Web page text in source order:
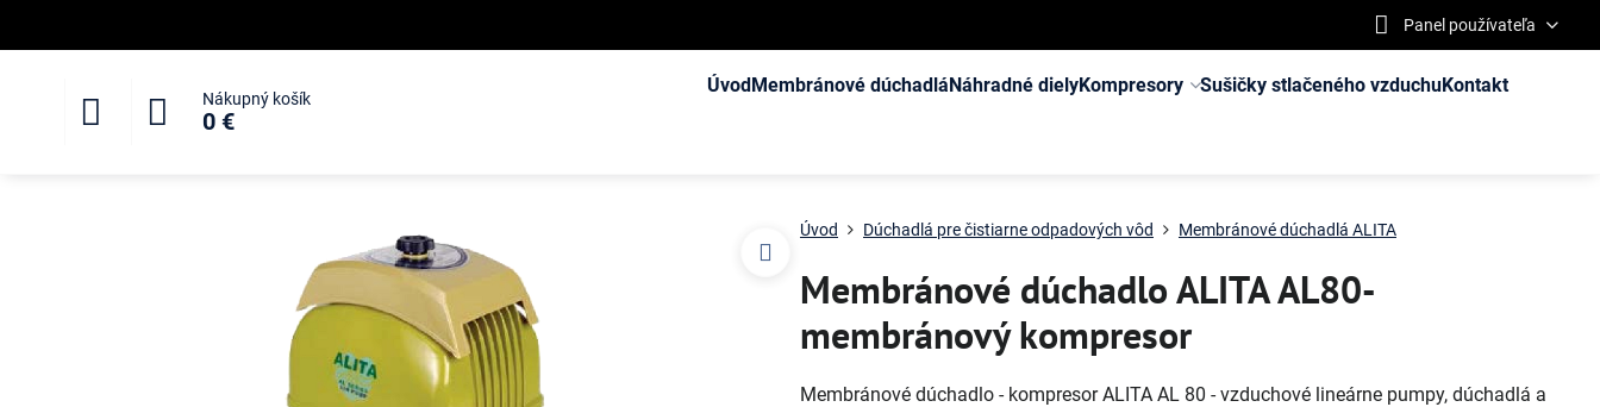
Panel používateľa
Nákupný košík
0 €
ÚvodMembránové dúchadláNáhradné dielyKompresory Sušičky stlačeného vzduchuKontakt
Úvod Dúchadlá pre čistiarne odpadových vôd Membránové dúchadlá ALITA
Membránové dúchadlo ALITA AL80-
membránový kompresor
Membránové dúchadlo - kompresor ALITA AL 80 - vzduchové lineárne pumpy, dúchadlá a